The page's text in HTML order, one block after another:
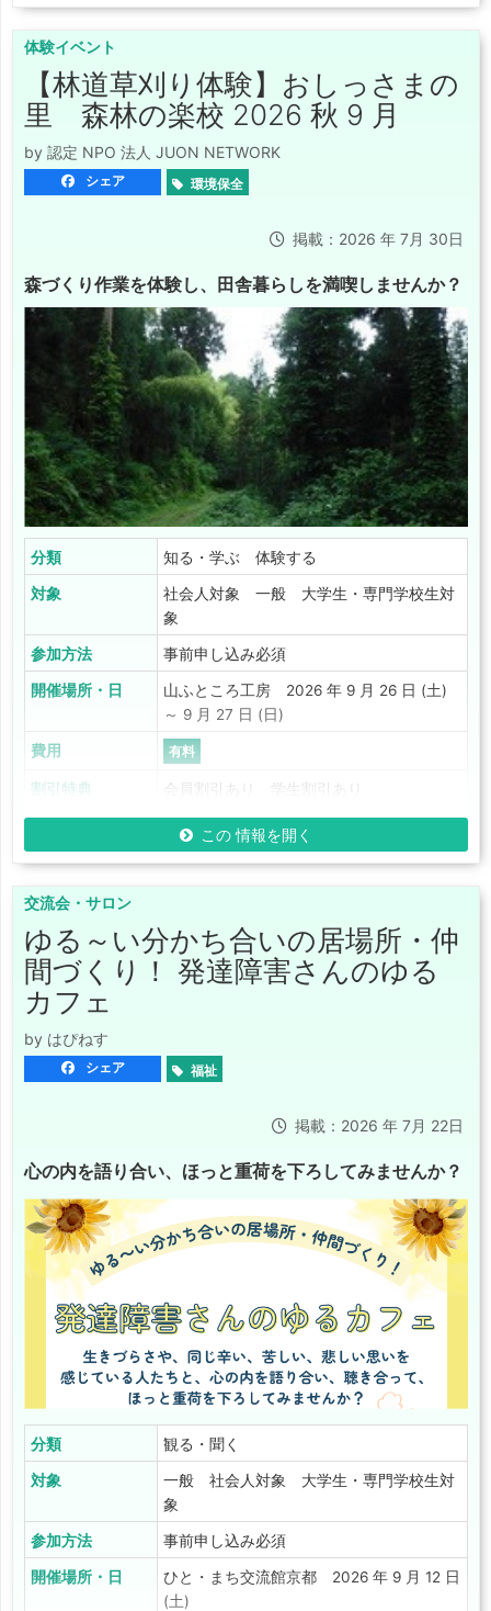
体験イベント
【林道草刈り体験】おしっさまの
里 森林の楽校 2026 秋 9 月
by 認定 NPO 法人 JUON NETWORK
シェア 環境保全
掲載：2026 年 7月 30日
森づくり作業を体験し、田舎暮らしを満喫しませんか？
分類 知る・学ぶ 体験する
対象
社会人対象 一般 大学生・専門学校生対
象
参加方法 事前申し込み必須
開催場所・日
山ふところ工房 2026 年 9 月 26 日 (土)
～ 9 月 27 日 (日)
費用 有料
割引特典 会員割引あり 学生割引あり
この 情報を開く
交流会・サロン
ゆる～い分かち合いの居場所・仲
間づくり！ 発達障害さんのゆる
カフェ
by はぴねす
シェア 福祉
掲載：2026 年 7月 22日
心の内を語り合い、ほっと重荷を下ろしてみませんか？
分類 観る・聞く
対象
一般 社会人対象 大学生・専門学校生対
象
参加方法 事前申し込み必須
開催場所・日
ひと・まち交流館京都 2026 年 9 月 12 日
(土)